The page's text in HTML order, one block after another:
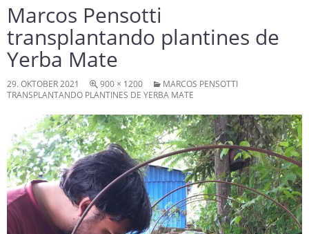
Marcos Pensotti
transplantando plantines de
Yerba Mate
29. OKTOBER 2021 900 × 1200
MARCOS PENSOTTI
TRANSPLANTANDO PLANTINES DE YERBA MATE